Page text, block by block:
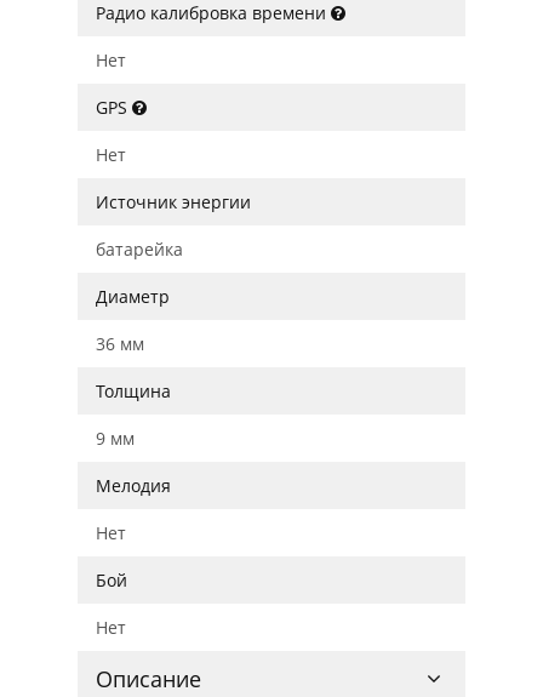
Радио калибровка времени
Нет
GPS
Нет
Источник энергии
батарейка
Диаметр
36 мм
Толщина
9 мм
Мелодия
Нет
Бой
Нет
Описание